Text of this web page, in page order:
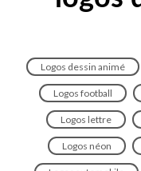
Logos dessin animé
Logos football
Logos lettre
Logos néon